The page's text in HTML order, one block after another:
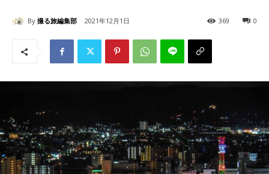
By 撮る旅編集部 2021年12月1日 0
369